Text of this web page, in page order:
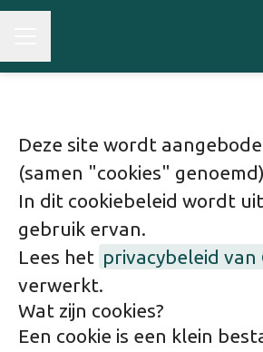
Deze site wordt
(samen "cookies"
In dit cookiebeleid wordt
gebruik ervan.
Lees het privacybeleid
verwerkt.
Wat zijn cookies?
Een cookie is een klein